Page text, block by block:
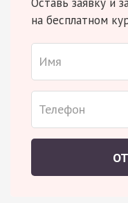
на бесплатном